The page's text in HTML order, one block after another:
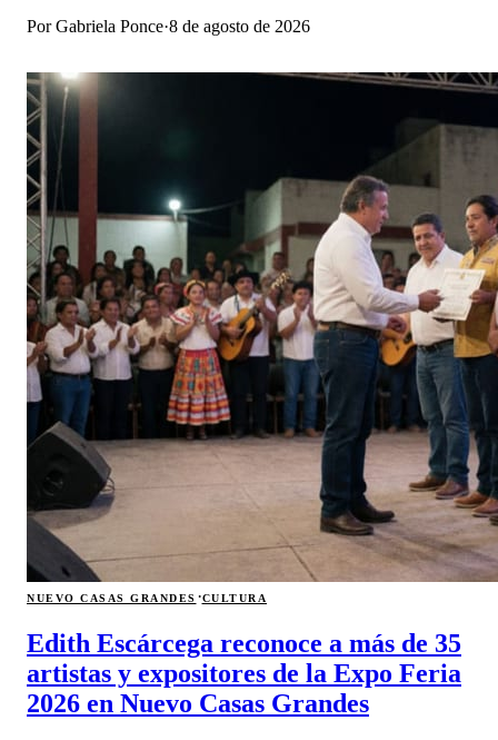
PorGabriela Ponce·8 de agosto de 2026
NUEVO CASAS GRANDES ·CULTURA
Edith Escárcega reconoce a más de 35
artistas y expositores de la Expo Feria
2026 en Nuevo Casas Grandes